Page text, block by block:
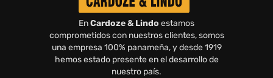
EnCardoze & Lindo estamos
comprometidos con nuestros clientes, somos
una empresa 100% panameña, y desde 1919
hemos estado presente en el desarrollo de
nuestro país.